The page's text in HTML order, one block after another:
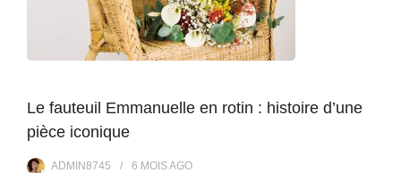
Le fauteuil Emmanuelle en rotin : histoire d’une
pièce iconique
ADMIN8745 6 MOISAGO